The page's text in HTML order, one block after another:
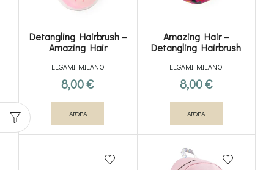
Detangling Hairbrush –
Amazing Hair
LEGAMI MILANO
8,00€
ΑΓΟΡΑ
Amazing Hair –
Detangling Hairbrush
LEGAMI MILANO
8,00€
ΑΓΟΡΑ